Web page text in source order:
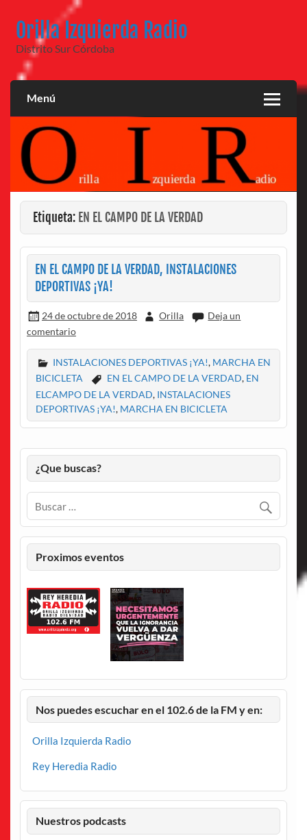
contenido
Orilla Izquierda Radio
Distrito Sur Córdoba
Menú
Etiqueta: EN EL CAMPO DE LA VERDAD
EN EL CAMPO DE LA VERDAD, INSTALACIONES
DEPORTIVAS ¡YA!
24 de octubre de 2018 Orilla
Deja un
comentario
INSTALACIONES DEPORTIVAS ¡YA!, MARCHA EN
BICICLETA
EN EL CAMPO DE LA VERDAD, EN
ELCAMPO DE LA VERDAD INSTALACIONES
DEPORTIVAS ¡YA! MARCHA EN BICICLETA
¿Que buscas?
Proximos eventos
Nos puedes escuchar en el 102.6 de la FM y en:
Orilla Izquierda Radio
Rey Heredia Radio
Nuestros podcasts